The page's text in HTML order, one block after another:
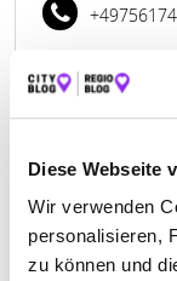
Diese Webseite
Wir verwenden
personalisieren,
zu können und